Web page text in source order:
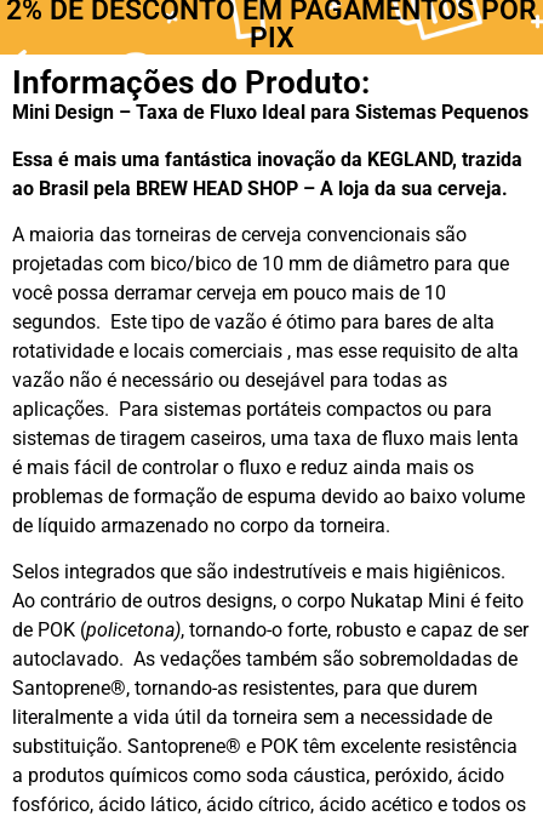
2% DE DESCONTO EM PAGAMENTOS POR
PIX
Informações do Produto:
Mini Design – Taxa de Fluxo Ideal para Sistemas Pequenos
Essa é mais uma fantástica inovação da KEGLAND, trazida
ao Brasil pela BREW HEAD SHOP – A loja da sua cerveja.
A maioria das torneiras de cerveja convencionais são
projetadas com bico/bico de 10 mm de diâmetro para que
você possa derramar cerveja em pouco mais de 10
segundos. Este tipo de vazão é ótimo para bares de alta
rotatividade e locais comerciais , mas esse requisito de alta
vazão não é necessário ou desejável para todas as
aplicações. Para sistemas portáteis compactos ou para
sistemas de tiragem caseiros, uma taxa de fluxo mais lenta
é mais fácil de controlar o fluxo e reduz ainda mais os
problemas de formação de espuma devido ao baixo volume
de líquido armazenado no corpo da torneira.
Selos integrados que são indestrutíveis e mais higiênicos.
Ao contrário de outros designs, o corpo Nukatap Mini é feito
de POK (policetona), tornando-o forte, robusto e capaz de ser
autoclavado. As vedações também são sobremoldadas de
Santoprene®, tornando-as resistentes, para que durem
literalmente a vida útil da torneira sem a necessidade de
substituição. Santoprene® e POK têm excelente resistência
a produtos químicos como soda cáustica, peróxido, ácido
fosfórico, ácido lático, ácido cítrico, ácido acético e todos os